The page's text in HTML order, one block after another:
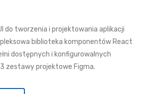
035,77 zł
do
6
do tworzenia i projektowania aplikacji
biblioteka komponentów React
dostępnych i konfigurowalnych
zestawy projektowe Figma.